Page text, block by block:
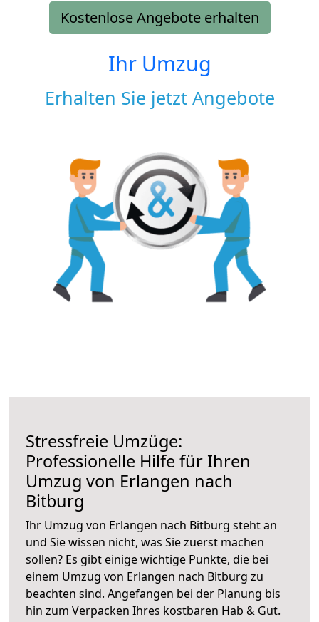
Kostenlose Angebote erhalten
Ihr Umzug
Erhalten Sie jetzt Angebote
Stressfreie Umzüge:
Professionelle Hilfe für Ihren
Umzug von Erlangen nach
Bitburg
Ihr Umzug von Erlangen nach Bitburg steht an
und Sie wissen nicht, was Sie zuerst machen
sollen? Es gibt einige wichtige Punkte, die bei
einem Umzug von Erlangen nach Bitburg zu
beachten sind. Angefangen bei der Planung bis
hin zum Verpacken Ihres kostbaren Hab & Gut.